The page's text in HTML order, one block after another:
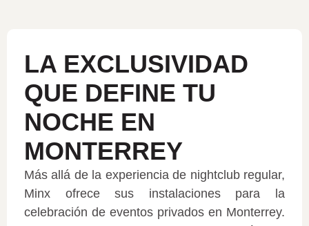
LA EXCLUSIVIDAD
QUE DEFINE TU
NOCHE EN
MONTERREY​
Más allá de la experiencia de nightclub regular,
Minx ofrece sus instalaciones para la
celebración de eventos privados en Monterrey.